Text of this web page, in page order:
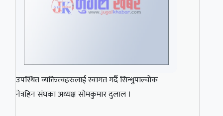
उपस्थित व्यक्तित्वहरुलाई स्वागत गर्दै सिन्धुपाल्चोक
नेत्रहिन संघका अध्यक्ष सोमकुमार दुलाल ।